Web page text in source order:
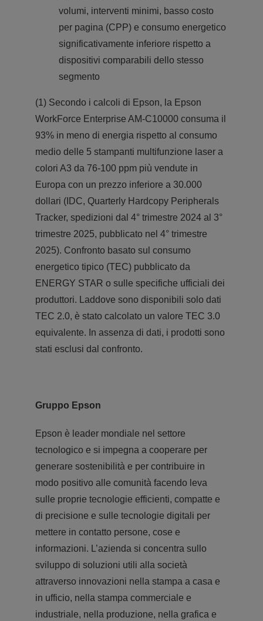
volumi, interventi minimi, basso costo
per pagina (CPP) e consumo energetico
significativamente inferiore rispetto a
dispositivi comparabili dello stesso
segmento
(1) Secondo i calcoli di Epson, la Epson
WorkForce Enterprise AM-C10000 consuma il
93% in meno di energia rispetto al consumo
medio delle 5 stampanti multifunzione laser a
colori A3 da 76-100 ppm più vendute in
Europa con un prezzo inferiore a 30.000
dollari (IDC, Quarterly Hardcopy Peripherals
Tracker, spedizioni dal 4° trimestre 2024 al 3°
trimestre 2025, pubblicato nel 4° trimestre
2025). Confronto basato sul consumo
energetico tipico (TEC) pubblicato da
ENERGY STAR o sulle specifiche ufficiali dei
produttori. Laddove sono disponibili solo dati
TEC 2.0, è stato calcolato un valore TEC 3.0
equivalente. In assenza di dati, i prodotti sono
stati esclusi dal confronto.
Gruppo Epson
Epson è leader mondiale nel settore
tecnologico e si impegna a cooperare per
generare sostenibilità e per contribuire in
modo positivo alle comunità facendo leva
sulle proprie tecnologie efficienti, compatte e
di precisione e sulle tecnologie digitali per
mettere in contatto persone, cose e
informazioni. L’azienda si concentra sullo
sviluppo di soluzioni utili alla società
attraverso innovazioni nella stampa a casa e
in ufficio, nella stampa commerciale e
industriale, nella produzione, nella grafica e